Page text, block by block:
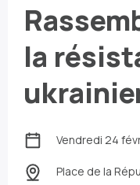
la
Vendredi 24
Place de la